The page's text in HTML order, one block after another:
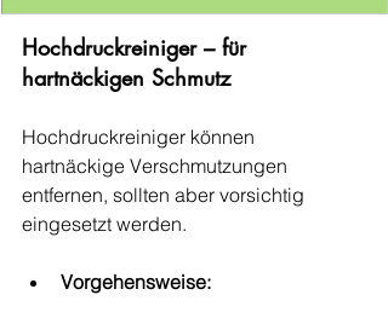
Hochdruckreiniger – für
hartnäckigen Schmutz
Hochdruckreiniger können
hartnäckige Verschmutzungen
entfernen, sollten aber vorsichtig
eingesetzt werden.
Vorgehensweise: